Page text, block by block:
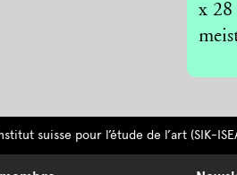
x 28
suisse pour l’étude de l’art (SIK-